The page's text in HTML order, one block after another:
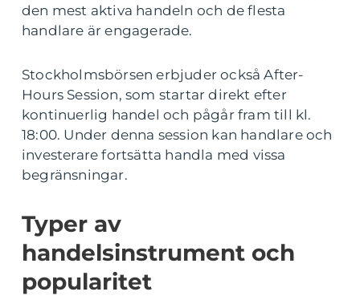
den mest aktiva handeln och de flesta
handlare är engagerade.
Stockholmsbörsen erbjuder också After-
Hours Session, som startar direkt efter
kontinuerlig handel och pågår fram till kl.
18:00. Under denna session kan handlare och
investerare fortsätta handla med vissa
begränsningar.
Typer av
handelsinstrument och
popularitet